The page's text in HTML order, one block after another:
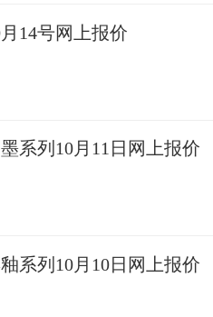
14号网上报价
系列10月11日网上报价
系列10月10日网上报价